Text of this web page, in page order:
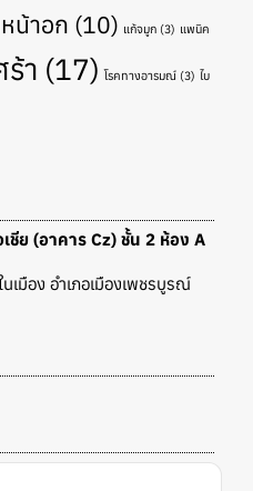
น้าอก (10) แก้จมูก (3) แพนิค
ร้า (17) โรคทางอารมณ์ (3) ไบ
ย (อาคาร Cz) ชั้น 2 ห้อง A
มือง อำเภอเมืองเพชรบูรณ์